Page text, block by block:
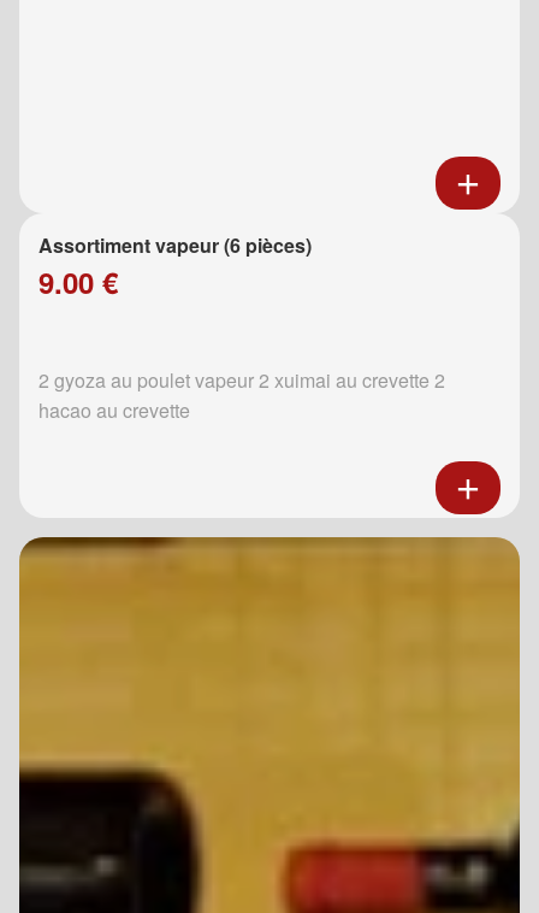
Assortiment vapeur (6 pièces)
9.00 €
2 gyoza au poulet vapeur 2 xuimai au crevette 2
hacao au crevette